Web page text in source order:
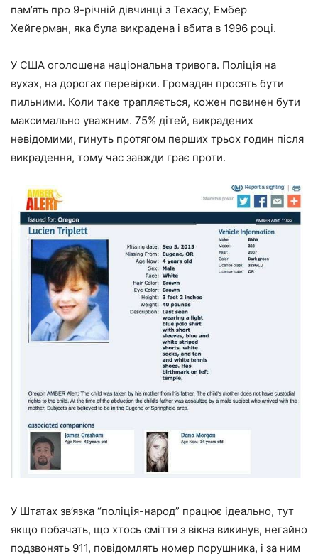
пам’ять про 9-річній дівчинці з Техасу, Ембер
Хейгерман, яка була викрадена і вбита в 1996 році.
У США оголошена національна тривога. Поліція на
вухах, на дорогах перевірки. Громадян просять бути
пильними. Коли таке трапляється, кожен повинен бути
максимально уважним. 75% дітей, викрадених
невідомими, гинуть протягом перших трьох годин після
викрадення, тому час завжди грає проти.
У Штатах зв’язка “поліція-народ” працює ідеально, тут
якщо побачать, що хтось сміття з вікна викинув, негайно
подзвонять 911, повідомлять номер порушника, і за ним